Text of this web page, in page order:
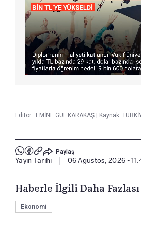
Editör : EMİNE GÜL KARAKAŞ Kaynak:
Paylaş
Yayın Tarihi 06 Ağustos, 2026 -
Haberle İlgili Daha Fazlası
Ekonomi